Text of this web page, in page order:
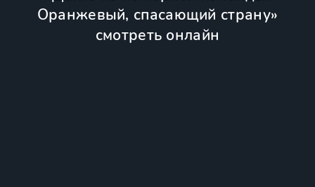
Оранжевый, спасающий страну»
смотреть онлайн